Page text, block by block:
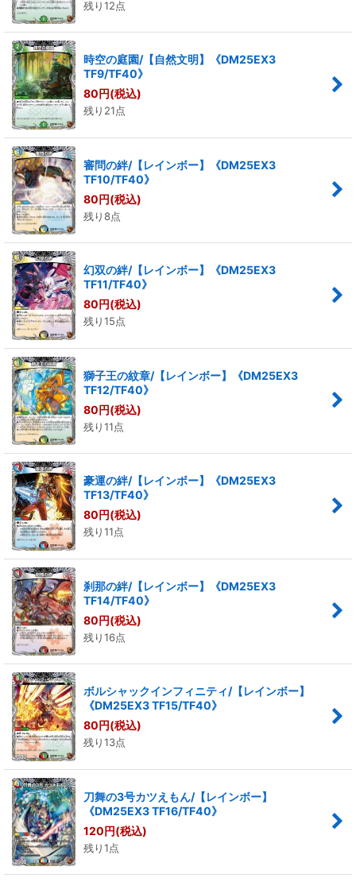
残り12点
時空の庭園/【自然文明】《DM25EX3
TF9/TF40》
80円(税込)
残り21点
審問の絆/【レインボー】《DM25EX3
TF10/TF40》
80円(税込)
残り8点
幻双の絆/【レインボー】《DM25EX3
TF11/TF40》
80円(税込)
残り15点
獅子王の紋章/【レインボー】《DM25EX3
TF12/TF40》
80円(税込)
残り11点
豪運の絆/【レインボー】《DM25EX3
TF13/TF40》
80円(税込)
残り11点
刹那の絆/【レインボー】《DM25EX3
TF14/TF40》
80円(税込)
残り16点
ボルシャックインフィニティ/【レインボー】
《DM25EX3 TF15/TF40》
80円(税込)
残り13点
刀舞の3号カツえもん/【レインボー】
《DM25EX3 TF16/TF40》
120円(税込)
残り1点